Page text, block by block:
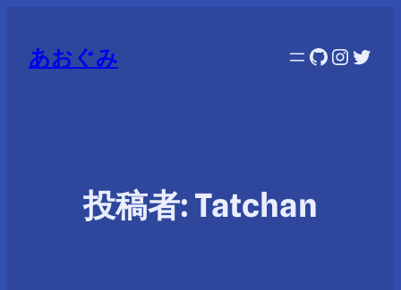
あおぐみ GitHub
投稿者: Tatchan